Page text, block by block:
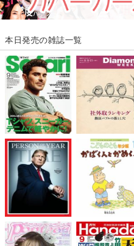
本日発売の雑誌一覧